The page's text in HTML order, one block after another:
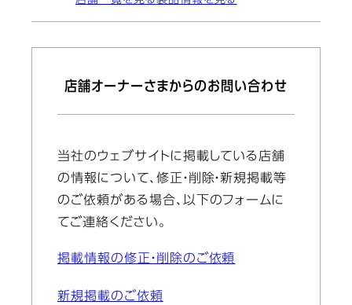
店舗オーナーさまからのお問い合わせ
当社のウェブサイトに掲載している店舗
の情報について、修正・削除・新規掲載等
のご依頼がある場合、以下のフォームに
てご連絡ください。
掲載情報の修正・削除のご依頼
新規掲載のご依頼